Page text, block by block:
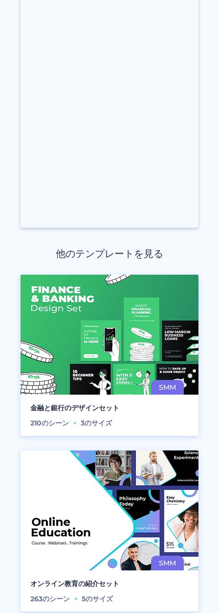
他のテンプレートを見る
金融と銀行のデザインセット
210のシーン 3のサイズ
オンライン教育の紹介セット
263のシーン 5のサイズ